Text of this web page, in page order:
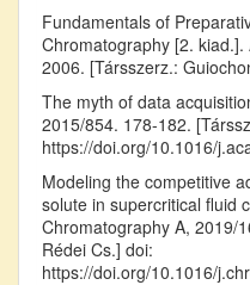
Fundamentals of
Chromatography [2.
2006. [Társszerz.:
The myth of data
2015/854. 178-182.
https://doi.org/10.1016/
Modeling the competitive
solute in supercritical fluid
Chromatography A, 2019/
Rédei Cs.] doi:
https://doi.org/10.1016/